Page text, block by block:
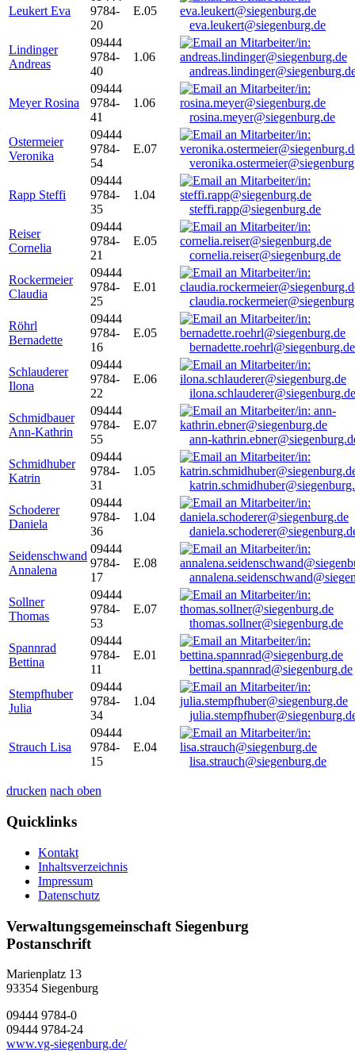
Leukert Eva
9784-
20
E.05
eva.leukert@siegenburg.de
Lindinger
Andreas
09444
9784-
40
1.06
Meyer Rosina
09444
9784-
41
1.06
rosina.meyer@siegenburg.de
Ostermeier
Veronika
09444
9784-
54
E.07
Rapp Steffi
09444
9784-
35
1.04
steffi.rapp@siegenburg.de
Reiser
Cornelia
09444
9784-
21
E.05
cornelia.reiser@siegenburg.de
Rockermeier
Claudia
09444
9784-
25
E.01
Röhrl
Bernadette
09444
9784-
16
E.05
bernadette.roehrl@siegenburg.de
Schlauderer
Ilona
09444
9784-
22
E.06
ilona.schlauderer@siegenburg.de
Schmidbauer
Ann-Kathrin
09444
9784-
55
E.07
ann-
Schmidhuber
Katrin
09444
9784-
31
1.05
Schoderer
Daniela
09444
9784-
36
1.04
Seidenschwand
Annalena
09444
9784-
17
E.08
Sollner
Thomas
09444
9784-
53
E.07
thomas.sollner@siegenburg.de
Spannrad
Bettina
09444
9784-
11
E.01
bettina.spannrad@siegenburg.de
Stempfhuber
Julia
09444
9784-
34
1.04
Strauch Lisa
09444
9784-
15
E.04
lisa.strauch@siegenburg.de
drucken nach oben
Quicklinks
Kontakt
Inhaltsverzeichnis
Impressum
Datenschutz
Verwaltungsgemeinschaft Siegenburg
Postanschrift
Marienplatz 13
93354 Siegenburg
09444 9784-0
09444 9784-24
www.vg-siegenburg.de/